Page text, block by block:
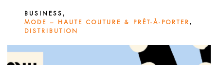
BUSINESS ,
MODE – HAUTE COUTURE & PRÊT-À-PORTER ,
DISTRIBUTION